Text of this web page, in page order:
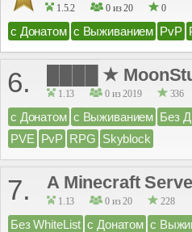
1.5.2 0 из 20 0
с Донатом с Выживанием PvP
6. ████ ★
1.13 0 из 2019 336
с Донатом с Выживанием Без
PVE PvP RPG Skyblock
7. A Minecraft
1.13 0 из 20 228
Без WhiteList с Донатом с